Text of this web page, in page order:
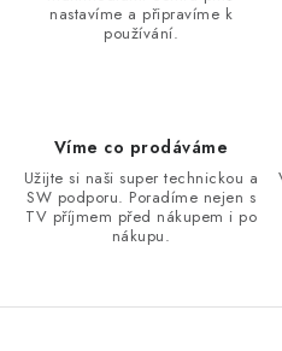
nastavíme a připravíme k
používání.
Víme co prodáváme
Užijte si naši super technickou a
SW podporu. Poradíme nejen s
TV příjmem před nákupem i po
nákupu.